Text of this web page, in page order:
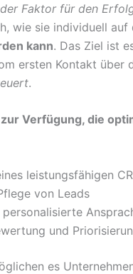
Faktor für den
wie sie individuell
kann. Das Ziel ist
ersten Kontakt
.
Verfügung, die
leistungsfähigen
von Leads
und
es